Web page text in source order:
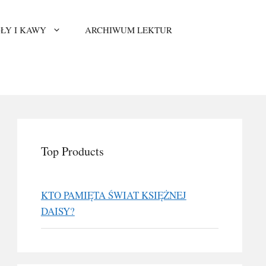
I KAWY ARCHIWUM LEKTUR
Top Products
KTO PAMIĘTA ŚWIAT KSIĘŻNEJ
DAISY?